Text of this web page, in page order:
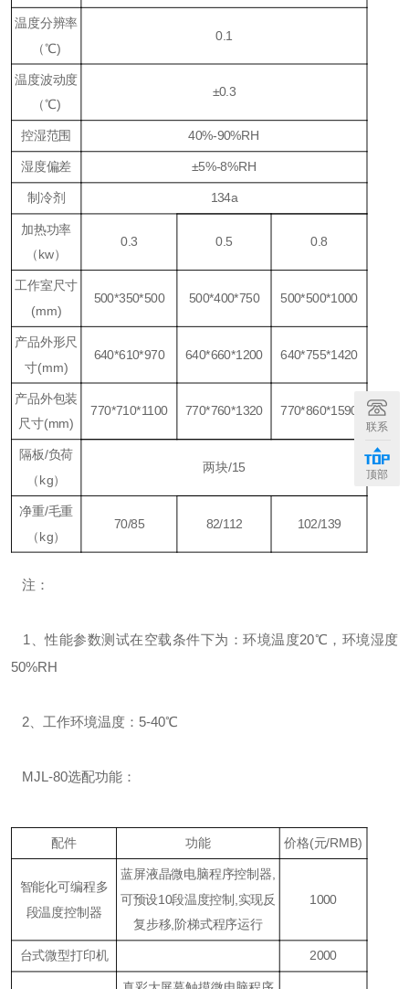
温度分辨率
（℃)
0.1
温度波动度
（℃)
±0.3
控湿范围 40%-90%RH
湿度偏差 ±5%-8%RH
制冷剂 134a
加热功率
（kw）
0.3 0.5 0.8
工作室尺寸
(mm)
500*350*500 500*400*750 500*500*1000
产品外形尺
寸(mm)
640*610*970 640*660*1200 640*755*1420
产品外包装
尺寸(mm)
770*710*1100 770*760*1320 770*860*1590
隔板/负荷
（kg）
两块/15
净重/毛重
（kg）
70/85 82/112 102/139
注：
1、性能参数测试在空载条件下为：环境温度20℃，环境湿度
50%RH
2、工作环境温度：5-40℃
MJL-80选配功能：
配件 功能 价格(元/RMB)
智能化可编程多
段温度控制器
蓝屏液晶微电脑程序控制器,
可预设10段温度控制,实现反
复步移,阶梯式程序运行
1000
台式微型打印机 2000
联系
顶部